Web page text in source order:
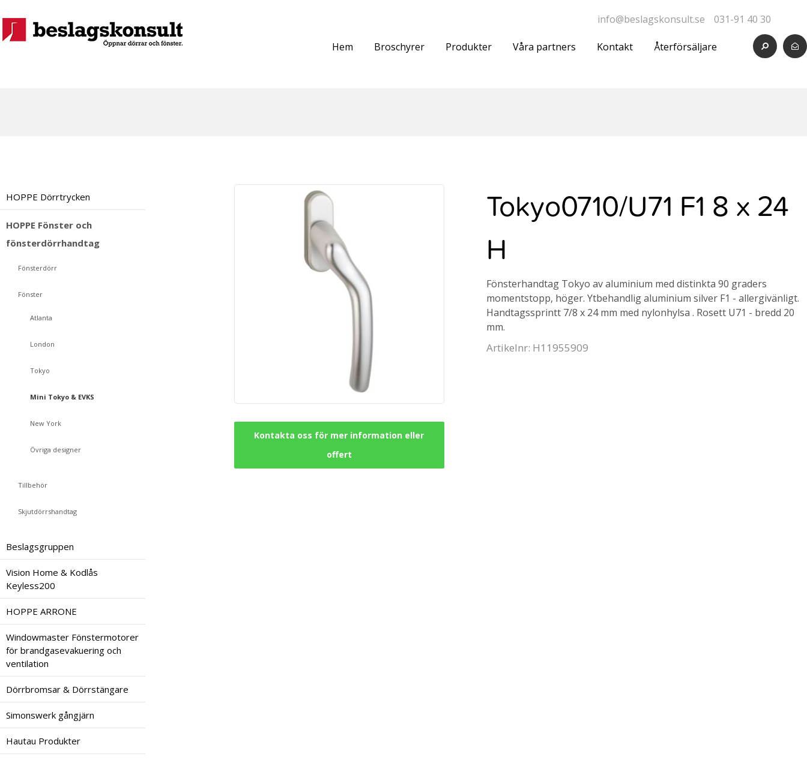
info@beslagskonsult.se 031-91 40 30
Hem Broschyrer Produkter Våra partners Kontakt Återförsäljare
HOPPE Dörrtrycken
HOPPE Fönster och
fönsterdörrhandtag
Fönsterdörr
Fönster
Atlanta
London
Tokyo
Mini Tokyo & EVKS
New York
Övriga designer
Tillbehör
Skjutdörrshandtag
Beslagsgruppen
Vision Home & Kodlås
Keyless200
HOPPE ARRONE
Windowmaster Fönstermotorer
för brandgasevakuering och
ventilation
Dörrbromsar & Dörrstängare
Simonswerk gångjärn
Hautau Produkter
Kontakta oss för mer information eller
offert
Tokyo0710/U71 F1 8 x 24
H
Fönsterhandtag Tokyo av aluminium med distinkta 90 graders
momentstopp, höger. Ytbehandlig aluminium silver F1 - allergivänligt.
Handtagssprintt 7/8 x 24 mm med nylonhylsa . Rosett U71 - bredd 20
mm.
Artikelnr: H11955909